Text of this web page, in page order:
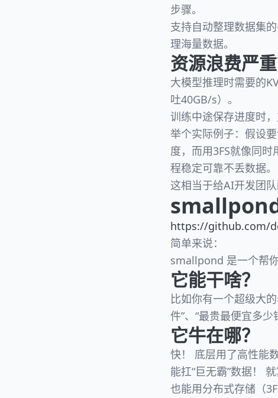
步骤。
支持自动整理数据集
理海量数据。
资源浪费严重
大模型推理时需要的
吐40GB/s）。
训练中途保存进度时
举个实际例子：假设
度，而用3FS就像同
程稳定可靠不丢数据。
这相当于给AI开发团
https://github.com/
简单来说：​​
smallpond 是一个帮你
它能干啥？
比如你有一个超级大
件”、“最贵最便宜多
它牛在哪？
快！​ 底层用了高性能
能扛“巨无霸”数据！​
也能用分布式存储（